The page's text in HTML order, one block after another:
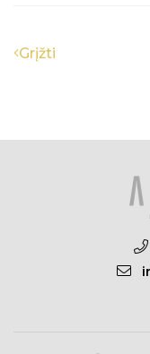
Grįžti